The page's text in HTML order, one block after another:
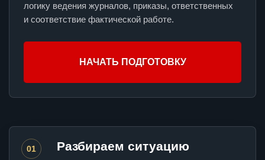
логику ведения журналов, приказы, ответственных
и соответствие фактической работе.
НАЧАТЬ ПОДГОТОВКУ
01 Разбираем ситуацию